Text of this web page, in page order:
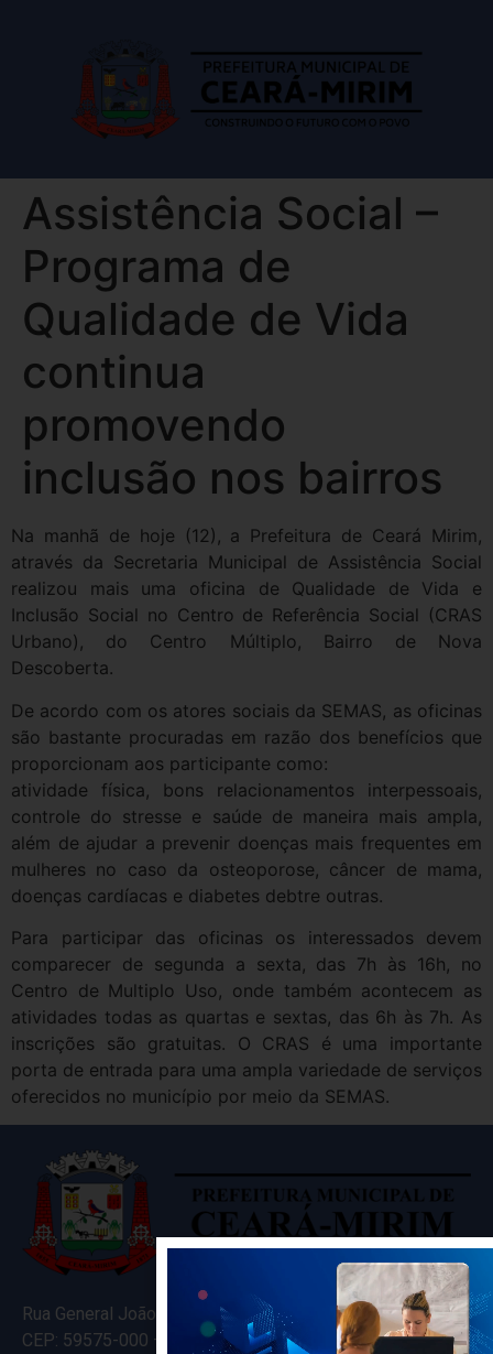
Assistência Social –
Programa de
Qualidade de Vida
continua
promovendo
inclusão nos bairros
Na manhã de hoje (12), a Prefeitura de Ceará Mirim,
através da Secretaria Municipal de Assistência Social
realizou mais uma oficina de Qualidade de Vida e
Inclusão Social no Centro de Referência Social (CRAS
Urbano), do Centro Múltiplo, Bairro de Nova
Descoberta.
De acordo com os atores sociais da SEMAS, as oficinas
são bastante procuradas em razão dos benefícios que
proporcionam aos participante como:
atividade física, bons relacionamentos interpessoais,
controle do stresse e saúde de maneira mais ampla,
além de ajudar a prevenir doenças mais frequentes em
mulheres no caso da osteoporose, câncer de mama,
doenças cardíacas e diabetes debtre outras.
Para participar das oficinas os interessados devem
comparecer de segunda a sexta, das 7h às 16h, no
Centro de Multiplo Uso, onde também acontecem as
atividades todas as quartas e sextas, das 6h às 7h. As
inscrições são gratuitas. O CRAS é uma importante
porta de entrada para uma ampla variedade de serviços
oferecidos no município por meio da SEMAS.
Rua General João Varela, 635
CEP: 59575-000 – Ceará-Mirim – RN